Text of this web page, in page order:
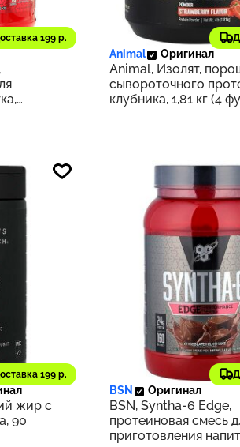
199 р.
958 7 965 ₽
Animal Оригинал
Animal, Изолят,
сывороточного
клубника, 1,81 кг (4
199 р.
325
жир с
90
5 637 ₽
BSN Оригинал
BSN, Syntha-6 Edge,
протеиновая смесь
приготовления